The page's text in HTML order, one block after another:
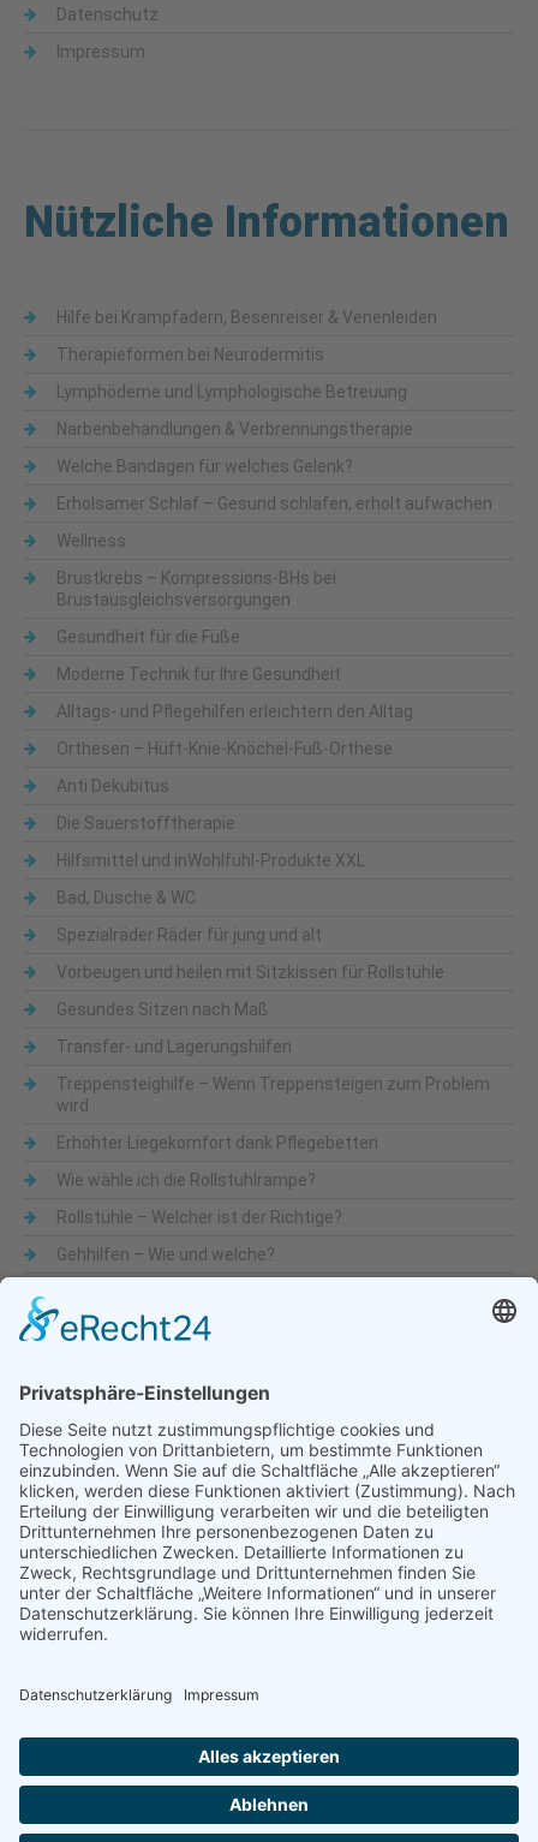
Datenschutz
Impressum
Nützliche Informationen
Hilfe bei Krampfadern, Besenreiser & Venenleiden
Therapieformen bei Neurodermitis
Lymphödeme und Lymphologische Betreuung
Narbenbehandlungen & Verbrennungstherapie
Welche Bandagen für welches Gelenk?
Erholsamer Schlaf – Gesund schlafen, erholt aufwachen
Wellness
Brustkrebs – Kompressions-BHs bei
Brustausgleichsversorgungen
Gesundheit für die Füße
Moderne Technik für Ihre Gesundheit
Alltags- und Pflegehilfen erleichtern den Alltag
Orthesen – Hüft-Knie-Knöchel-Fuß-Orthese
Anti Dekubitus
Die Sauerstofftherapie
Hilfsmittel und inWohlfühl-Produkte XXL
Bad, Dusche & WC
Spezialräder Räder für jung und alt
Vorbeugen und heilen mit Sitzkissen für Rollstühle
Gesundes Sitzen nach Maß
Transfer- und Lagerungshilfen
Treppensteighilfe – Wenn Treppensteigen zum Problem
wird
Erhöhter Liegekomfort dank Pflegebetten
Wie wähle ich die Rollstuhlrampe?
Rollstühle – Welcher ist der Richtige?
Gehhilfen – Wie und welche?
Beliebte Themen
Adaptionsmöglichkeit Aktiv-Rollstühle Alltagshilfen Alltagshilfen
für die Küche Automatische Türöffner Bad Bandscheibe Besteck
Bettenmachen
Bewegungseingeschränkung
druckentlastende Matratze Dusche & WC Fixierbrett
Füße Gehfähigkeit
Lendenbogen Liegelage mobile Treppensteighilfe
Rollstuhlfahrer
Rückenschmerzen Schlafunterlage Schnabelbecher Seniorenbetten Sport-Rollstühle
Treppen Treppensteighilfen
Urinflaschen Wellness